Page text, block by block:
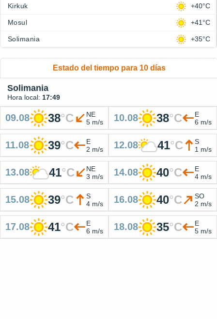
Kirkuk +40°C
Mosul +41°C
Solimania +35°C
Estado del tiempo para 10 días
Solimania
Hora local: 17:49
09.08 38°C
NE
5 m/s
10.08 38°C
E
6 m/s
11.08 39°C
E
2 m/s
12.08 41°C
S
1 m/s
13.08 41°C
NE
3 m/s
14.08 40°C
E
4 m/s
15.08 39°C
S
4 m/s
16.08 40°C
SO
2 m/s
17.08 41°C
E
6 m/s
18.08 35°C
E
5 m/s